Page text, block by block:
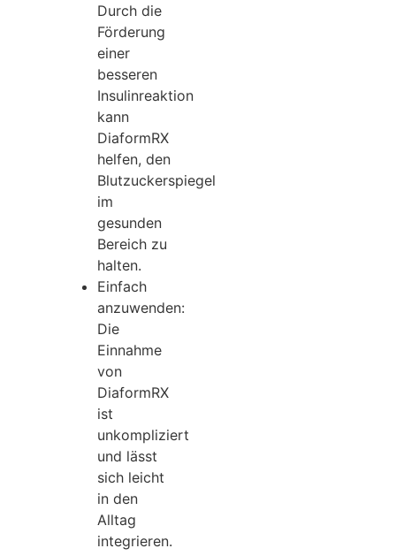
Durch die
Förderung
einer
besseren
Insulinreaktion
kann
DiaformRX
helfen, den
Blutzuckerspiegel
im
gesunden
Bereich zu
halten.
Einfach
anzuwenden:
Die
Einnahme
von
DiaformRX
ist
unkompliziert
und lässt
sich leicht
in den
Alltag
integrieren.